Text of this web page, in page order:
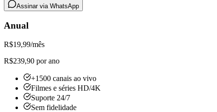
Assinar via WhatsApp
Anual
R$19,99/mês
R$239,90 por ano
+1500 canais ao vivo
Filmes e séries HD/4K
Suporte 24/7
Sem fidelidade